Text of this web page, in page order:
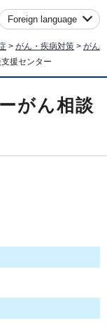
Foreign language
> がん・疾病対策 > がん
援センター
がん相談